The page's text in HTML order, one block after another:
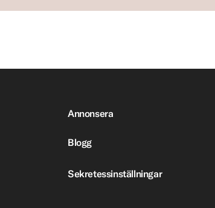
Annonsera
Blogg
Sekretessinställningar